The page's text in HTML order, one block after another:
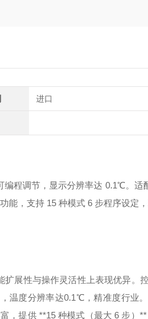
进口
程调节，显示分辨率达 0.1℃。适
能，支持 15 种模式 6 步程序设定
展性与操作灵活性上表现优异。
温度分辨率达0.1℃，精准度行业
，提供 **15 种模式（最大 6 步）